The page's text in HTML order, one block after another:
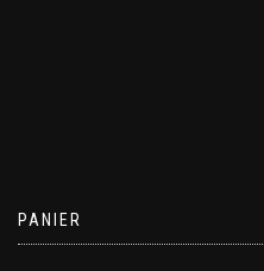
PANIER